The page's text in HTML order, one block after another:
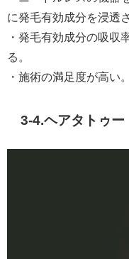
に発毛有効成分を浸透
・発毛有効成分の吸収
る。
・施術の満足度が高い。
3-4.ヘアタトゥー